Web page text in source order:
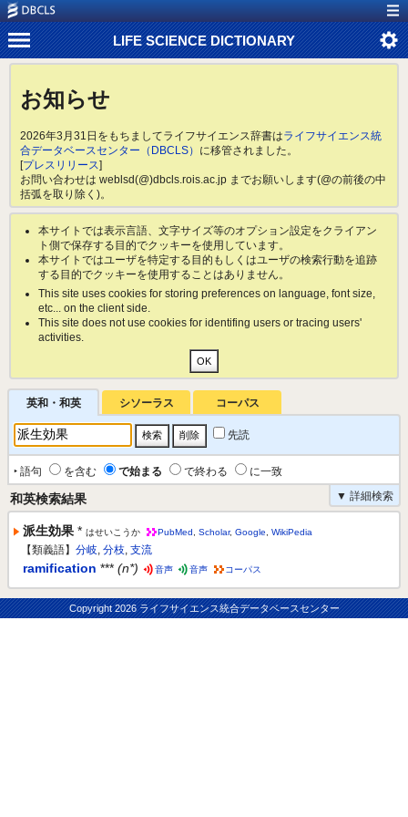
LIFE SCIENCE DICTIONARY
お知らせ
2026年3月31日をもちましてライフサイエンス辞書はライフサイエンス統
合データベースセンター（DBCLS） に移管されました。
[プレスリリース]
お問い合わせは weblsd(@)dbcls.rois.ac.jp までお願いします(@の前後の中
括弧を取り除く)。
本サイトでは表示言語、文字サイズ等のオプション設定をクライアン
ト側で保存する目的でクッキーを使用しています。
本サイトではユーザを特定する目的もしくはユーザの検索行動を追跡
する目的でクッキーを使用することはありません。
This site uses cookies for storing preferences on language, font size,
etc... on the client side.
This site does not use cookies for identifing users or tracing users'
activities.
英和・和英 シソーラス コーパス
先読
‣ 語句 を含む で始まる で終わる
に一致
▼ 詳細検索
和英検索結果
派生効果 * はせいこうか PubMed Scholar, Google WikiPedia
【類義語】 分岐, 分枝, 支流
ramification *** (n*) 音声 音声 コーパス
Copyright2026 ライフサイエンス統合データベースセンター